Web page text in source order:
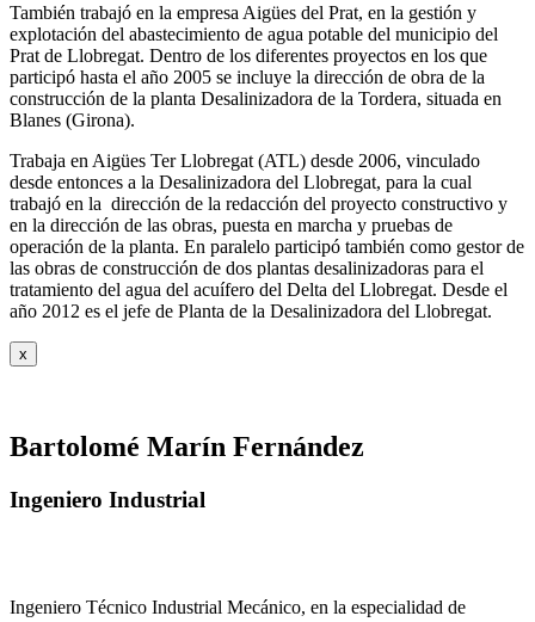
También trabajó en la empresa Aigües del Prat, en la gestión y
explotación del abastecimiento de agua potable del municipio del
Prat de Llobregat. Dentro de los diferentes proyectos en los que
participó hasta el año 2005 se incluye la dirección de obra de la
construcción de la planta Desalinizadora de la Tordera, situada en
Blanes (Girona).
Trabaja en Aigües Ter Llobregat (ATL) desde 2006, vinculado
desde entonces a la Desalinizadora del Llobregat, para la cual
trabajó en la dirección de la redacción del proyecto constructivo y
en la dirección de las obras, puesta en marcha y pruebas de
operación de la planta. En paralelo participó también como gestor de
las obras de construcción de dos plantas desalinizadoras para el
tratamiento del agua del acuífero del Delta del Llobregat. Desde el
año 2012 es el jefe de Planta de la Desalinizadora del Llobregat.
x
Bartolomé Marín Fernández
Ingeniero Industrial
Ingeniero Técnico Industrial Mecánico, en la especialidad de